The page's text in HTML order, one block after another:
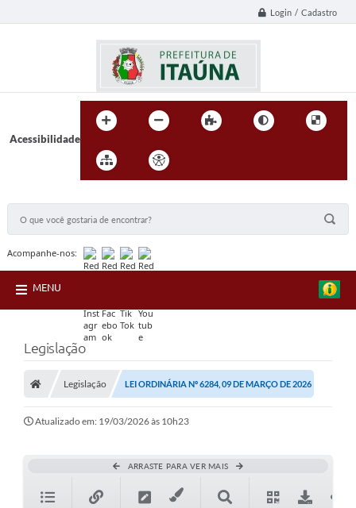
Login / Cadastro
Acessibilidade
Acompanhe-nos:
MENU
Legislação
Legislação LEI ORDINÁRIA Nº 6284, 09 DE MARÇO DE 2026
Atualizado em: 19/03/2026 às 10h23
ARRASTE PARA VER MAIS